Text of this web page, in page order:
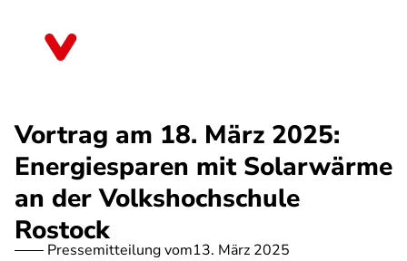
Vortrag am 18. März 2025:
Energiesparen mit Solarwärme
an der Volkshochschule
Rostock
Pressemitteilung vom13. März 2025